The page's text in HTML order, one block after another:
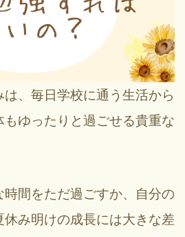
、毎日学校に通う生活から
ゆったりと過ごせる貴重な
時間をただ過ごすか、自分の
み明けの成長には大きな差